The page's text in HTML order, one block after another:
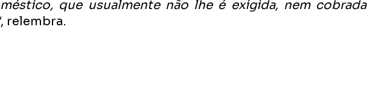
que usualmente não lhe é exigida, nem cobrada
, relembra.